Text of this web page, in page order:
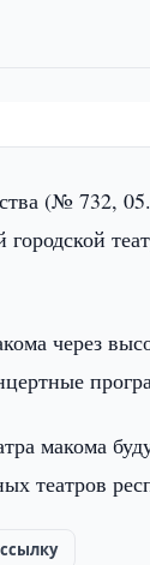
(№ 732,
через
макома
театров